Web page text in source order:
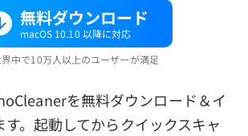
無料ダウンロード
macOS 10.10 以降に対応
中で10万人以上のユーザーが満足
を無料ダウンロード＆イ
す。起動してからクイックスキャ